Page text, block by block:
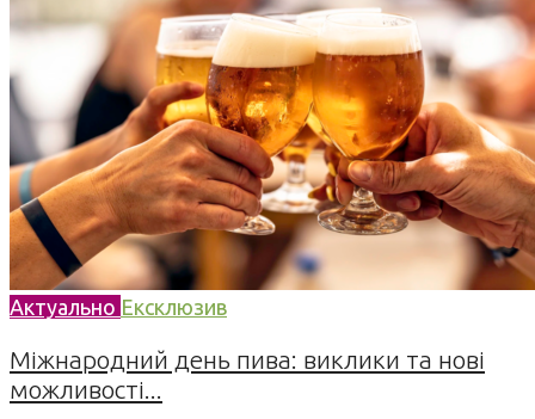
Актуально Ексклюзив
Міжнародний день пива: виклики та нові
можливості...